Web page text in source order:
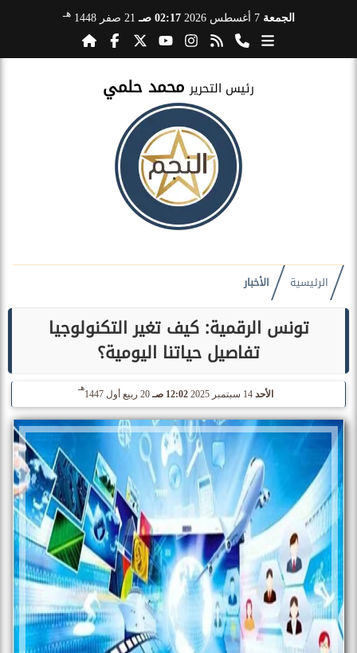
الجمعة 7 أغسطس 2026 02:17 صـ 21 صفر 1448 هـ
رئيس التحرير محمد حلمي
الرئيسية الأخبار
تونس الرقمية: كيف تغير التكنولوجيا
تفاصيل حياتنا اليومية؟
الأحد 14 سبتمبر 2025 12:02 صـ 20 ربيع أول 1447
هـ